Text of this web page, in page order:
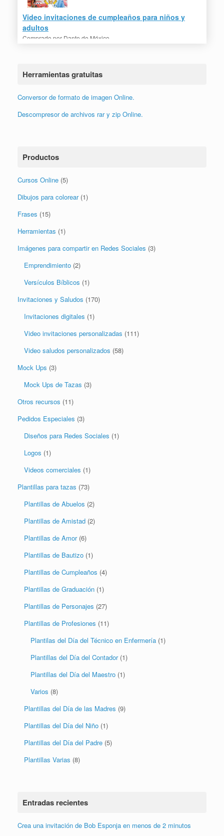
Video invitaciones de cumpleaños para niños y
adultos
Comprado por Dante de México
Herramientas gratuitas
Conversor de formato de imagen Online.
Descompresor de archivos rar y zip Online.
Productos
Cursos Online (5)
Dibujos para colorear (1)
Frases (15)
Herramientas (1)
Imágenes para compartir en Redes Sociales (3)
Emprendimiento (2)
Versículos Bíblicos (1)
Invitaciones y Saludos (170)
Invitaciones digitales (1)
Video invitaciones personalizadas (111)
Video saludos personalizados (58)
Mock Ups (3)
Mock Ups de Tazas (3)
Otros recursos (11)
Pedidos Especiales (3)
Diseños para Redes Sociales (1)
Logos (1)
Videos comerciales (1)
Plantillas para tazas (73)
Plantillas de Abuelos (2)
Plantillas de Amistad (2)
Plantillas de Amor (6)
Plantillas de Bautizo (1)
Plantillas de Cumpleaños (4)
Plantillas de Graduación (1)
Plantillas de Personajes (27)
Plantillas de Profesiones (11)
Plantilas del Día del Técnico en Enfermería (1)
Plantillas del Día del Contador (1)
Plantillas del Día del Maestro (1)
Varios (8)
Plantillas del Día de las Madres (9)
Plantillas del Día del Niño (1)
Plantillas del Día del Padre (5)
Plantillas Varias (8)
Entradas recientes
Crea una invitación de Bob Esponja en menos de 2 minutos